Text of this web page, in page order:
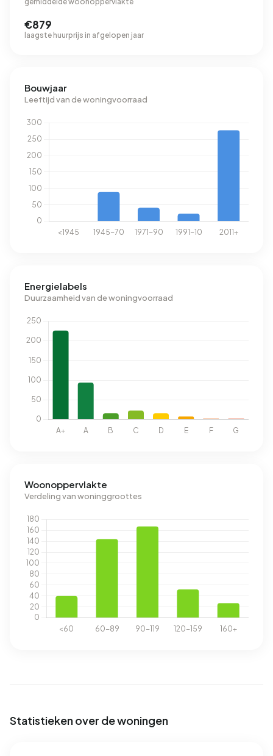
€879
laagste huurprijs in afgelopen jaar
Bouwjaar
Leeftijd van de woningvoorraad
Energielabels
Duurzaamheid van de woningvoorraad
Woonoppervlakte
Verdeling van woninggroottes
Statistieken over de woningen